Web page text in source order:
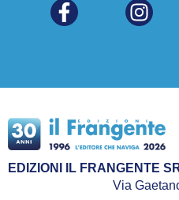
EDIZIONI IL FRANGENTE
Via